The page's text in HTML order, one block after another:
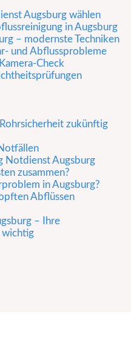
Augsburg wählen
in Augsburg
– modernste Techniken
und Abflussprobleme
Check
zukünftig
Notdienst Augsburg
zusammen?
in Augsburg?
Abflüssen
– Ihre
wichtig